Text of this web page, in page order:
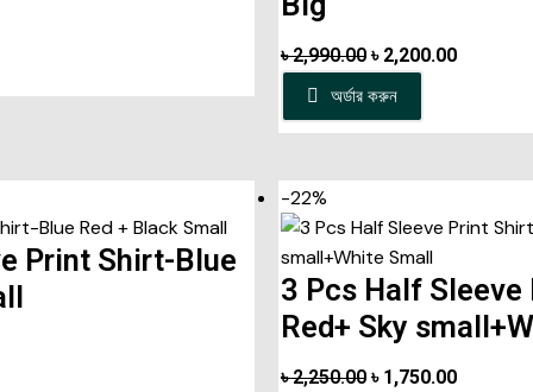
৳2,990.00 ৳ 2,200.00
অর্ডার করুন
Print Shirt-Blue
-22%
3 Pcs Half
Red+ Sky
৳2,250.00 ৳ 1,750.00